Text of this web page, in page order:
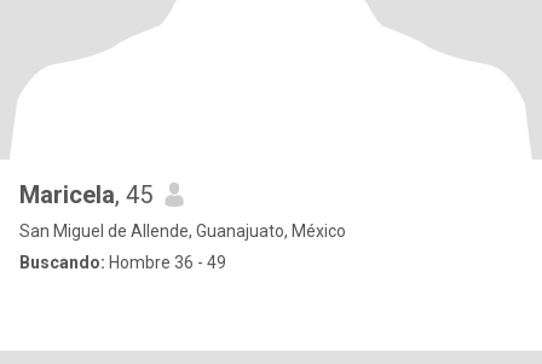
Maricela, 45
San Miguel de Allende, Guanajuato, México
Buscando: Hombre 36 - 49